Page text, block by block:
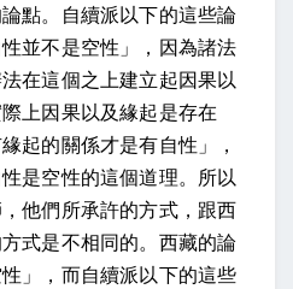
點。自續派以下的這些論
並不是空性」，因為諸法
在這個之上建立起因果以
上因果以及緣起是存在
起的關係才是有自性」，
是空性的這個道理。所以
他們所承許的方式，跟西
式是不相同的。西藏的論
」，而自續派以下的這些